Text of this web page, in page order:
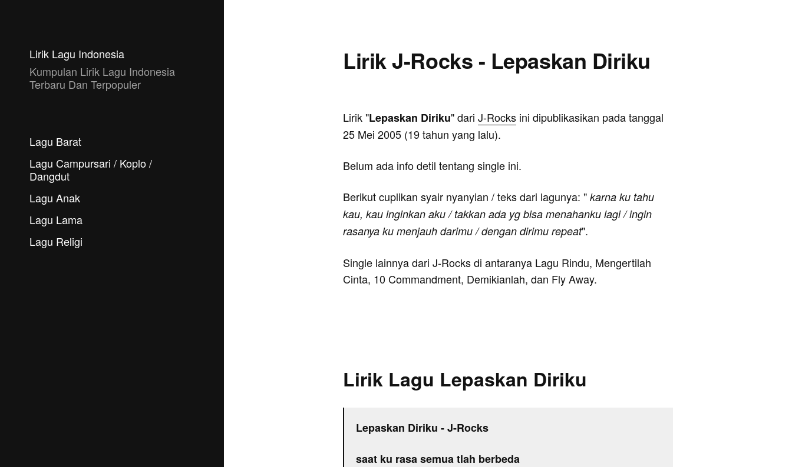
Lirik Lagu Indonesia
Kumpulan Lirik Lagu Indonesia
Terbaru Dan Terpopuler
Lagu Barat
Lagu Campursari / Koplo /
Dangdut
Lagu Anak
Lagu Lama
Lagu Religi
Lirik J-Rocks - Lepaskan Diriku
Lirik "Lepaskan Diriku" dari J-Rocks ini dipublikasikan pada tanggal
25 Mei 2005 (19 tahun yang lalu).
Belum ada info detil tentang single ini.
Berikut cuplikan syair nyanyian / teks dari lagunya: " karna ku tahu
kau, kau inginkan aku / takkan ada yg bisa menahanku lagi / ingin
rasanya ku menjauh darimu / dengan dirimu repeat".
Single lainnya dari J-Rocks di antaranya Lagu Rindu, Mengertilah
Cinta, 10 Commandment, Demikianlah, dan Fly Away.
Lirik Lagu Lepaskan Diriku
Lepaskan Diriku - J-Rocks
saat ku rasa semua tlah berbeda